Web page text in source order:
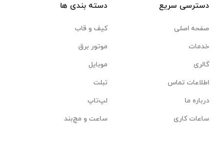
دسترسی سریع
صفحه اصلی
خدمات
گالری
اطلاعات تماس
درباره ما
ساعات کاری
دسته بندی ها
کیف و قاب
موتور برق
موبایل
تبلت
لپ‌تاپ
ساعت و مچ‌بند